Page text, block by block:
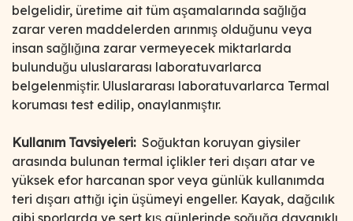
belgelidir, üretime ait tüm aşamalarında sağlığa
zarar veren maddelerden arınmış olduğunu veya
insan sağlığına zarar vermeyecek miktarlarda
bulunduğu uluslararası laboratuvarlarca
belgelenmiştir. Uluslararası laboratuvarlarca Termal
koruması test edilip, onaylanmıştır.
Kullanım Tavsiyeleri: Soğuktan koruyan giysiler
arasında bulunan termal içlikler teri dışarı atar ve
yüksek efor harcanan spor veya günlük kullanımda
teri dışarı attığı için üşümeyi engeller. Kayak, dağcılık
gibi sporlarda ve sert kış günlerinde soğuğa dayanıklı